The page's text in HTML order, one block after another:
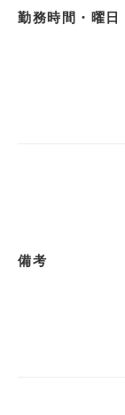
勤務時間・曜日
備考